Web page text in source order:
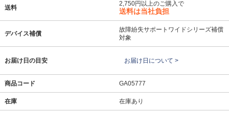
送料
2,750円以上のご購入で
送料は当社負担
デバイス補償
故障紛失サポートワイドシリーズ補償
対象
お届け日の目安 お届け日について >
商品コード GA05777
在庫 在庫あり